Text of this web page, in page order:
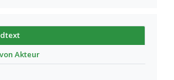
Akteur